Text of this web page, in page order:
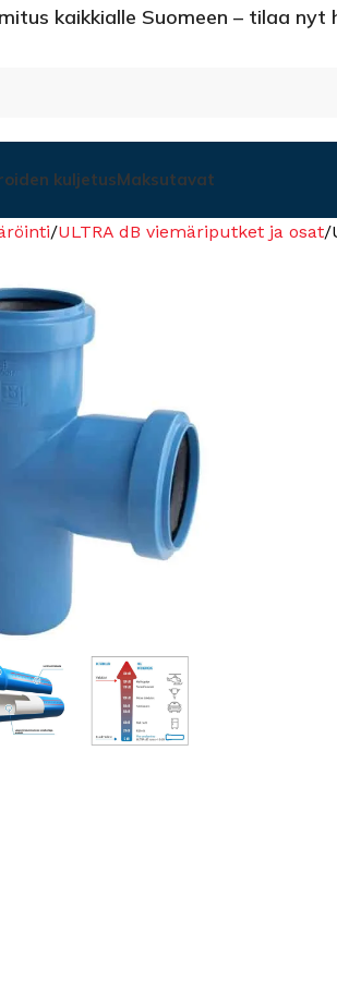
kaikkialle Suomeen – tilaa nyt
kuljetusMaksutavat
ULTRA dB viemäriputket ja osat